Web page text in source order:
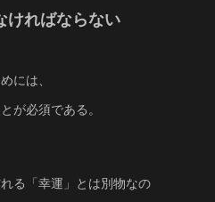
ければならない
には、
が必須である。
る「幸運」とは別物なの